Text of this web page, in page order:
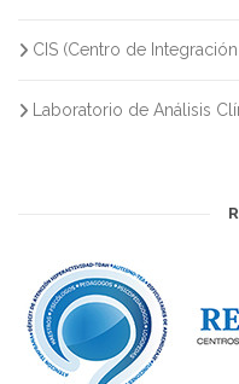
CIS (Centro de
Laboratorio de Análisis